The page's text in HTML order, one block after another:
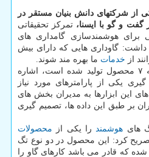
علی فرضیان، مدیر اجرائی یکی از شرکت‎های دانش بنیان مستقر در
گفت و گو با ایسنا، تمرکز تحقیقاتی
برای هوشمندسازی گامداری های
گاوداری هایی که دارای بیش
از خدمات ما بهره مند شوند.
وی با اعلان اینکه دراین زمینه ۷ محصول تولید شده است، اشاره
گیری یکی از پارامترهای مورد نیاز
های این ابزارها به مدیران بخش های
بر طبق این داده ها، تصمیم گیری
های هوشمند را یکی از محصولات
کرد: این محصول در دو نوع تگ
که قادر می باشد کارهای گاو را